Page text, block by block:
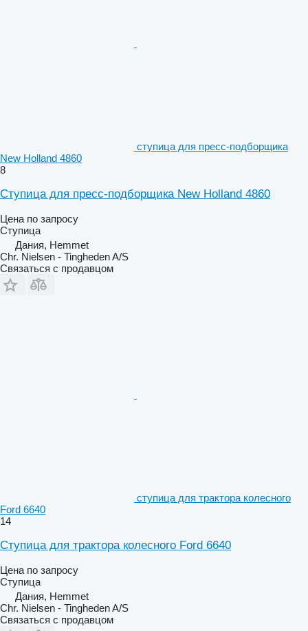
ступица для пресс-подборщика
New Holland 4860
8
Ступица для пресс-подборщика New Holland 4860
Цена по запросу
Ступица
Дания, Hemmet
Chr. Nielsen - Tingheden A/S
Связаться с продавцом
ступица для трактора колесного
Ford 6640
14
Ступица для трактора колесного Ford 6640
Цена по запросу
Ступица
Дания, Hemmet
Chr. Nielsen - Tingheden A/S
Связаться с продавцом